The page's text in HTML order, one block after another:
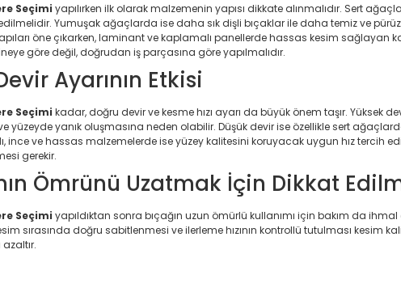
Seçimi yapılırken ilk olarak malzemenin yapısı dikkate alınmalıdır. Sert
Yumuşak ağaçlarda ise daha sık dişli bıçaklar ile daha temiz ve
öne çıkarken, laminant ve kaplamalı panellerde hassas kesim sağlayan
göre değil, doğrudan iş parçasına göre yapılmalıdır.
Ayarının Etkisi
Seçimi kadar, doğru devir ve kesme hızı ayarı da büyük önem taşır.
ve yüzeyde yanık oluşmasına neden olabilir. Düşük devir ise özellikle sert
ve hassas malzemelerde ise yüzey kalitesini koruyacak uygun hız tercih
gerekir.
Ömrünü Uzatmak İçin Dikkat
Seçimi yapıldıktan sonra bıçağın uzun ömürlü kullanımı için bakım da
sırasında doğru sabitlenmesi ve ilerleme hızının kontrollü tutulması